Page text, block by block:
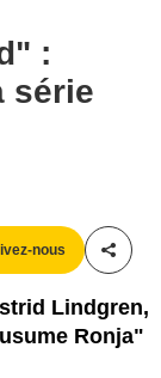
:
série
nous
Lindgren,
Ronja"